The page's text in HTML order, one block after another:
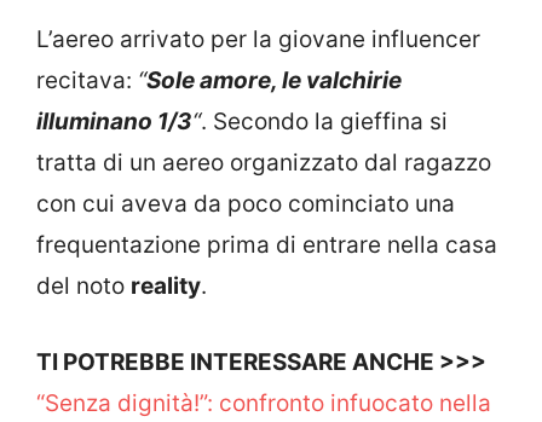
L’aereo arrivato per la giovane influencer
recitava: “Sole amore, le valchirie
illuminano 1/3“. Secondo la gieffina si
tratta di un aereo organizzato dal ragazzo
con cui aveva da poco cominciato una
frequentazione prima di entrare nella casa
del noto reality.
TI POTREBBE INTERESSARE ANCHE >>>
“Senza dignità!”: confronto infuocato nella